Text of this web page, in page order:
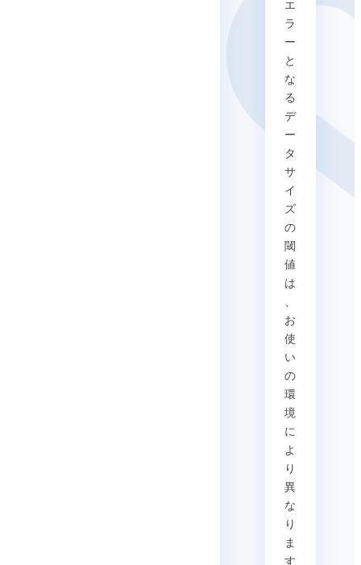
エ
ラ
ー
と
な
る
デ
ー
タ
サ
イ
ズ
の
閾
値
は
、
お
使
い
の
環
境
に
よ
り
異
な
り
ま
す